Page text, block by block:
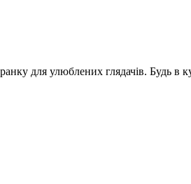
для улюблених глядачів. Будь в